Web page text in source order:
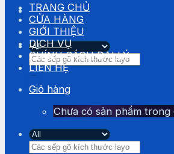
Tìm
kiếm:
TRANG CHỦ
CỬA HÀNG
GIỚI THIỆU
DỊCH VỤ
CHÍNH SÁCH ĐẠI LÝ
LIÊN HỆ
Giỏ hàng
Chưa có sản phẩm trong
Tìm